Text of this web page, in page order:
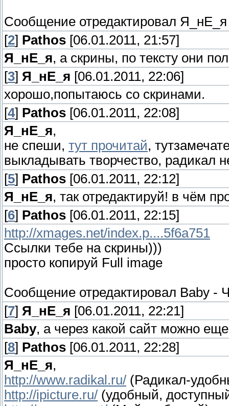
Сообщение отредактировал Я_нЕ_я
[2] Pathos [06.01.2011, 21:57]
Я_нЕ_я, а скрины, по тексту они
[3] Я_нЕ_я [06.01.2011, 22:06]
хорошо,попытаюсь со скринами.
[4] Pathos [06.01.2011, 22:08]
Я_нЕ_я,
не спеши, тут прочитай,
выкладывать творчество, радикал
[5] Pathos [06.01.2011, 22:12]
Я_нЕ_я, так отредактируй! в чём
[6] Pathos [06.01.2011, 22:15]
http://xmages.net/index.p....5f6a751
Ссылки тебе на скрины)))
просто копируй Full image
Сообщение отредактировал Baby -
[7] Я_нЕ_я [06.01.2011, 22:21]
Baby, а через какой сайт можно
[8] Pathos [06.01.2011, 22:28]
Я_нЕ_я,
http://www.radikal.ru/ (Радикал-
http://ipicture.ru/ (удобный,